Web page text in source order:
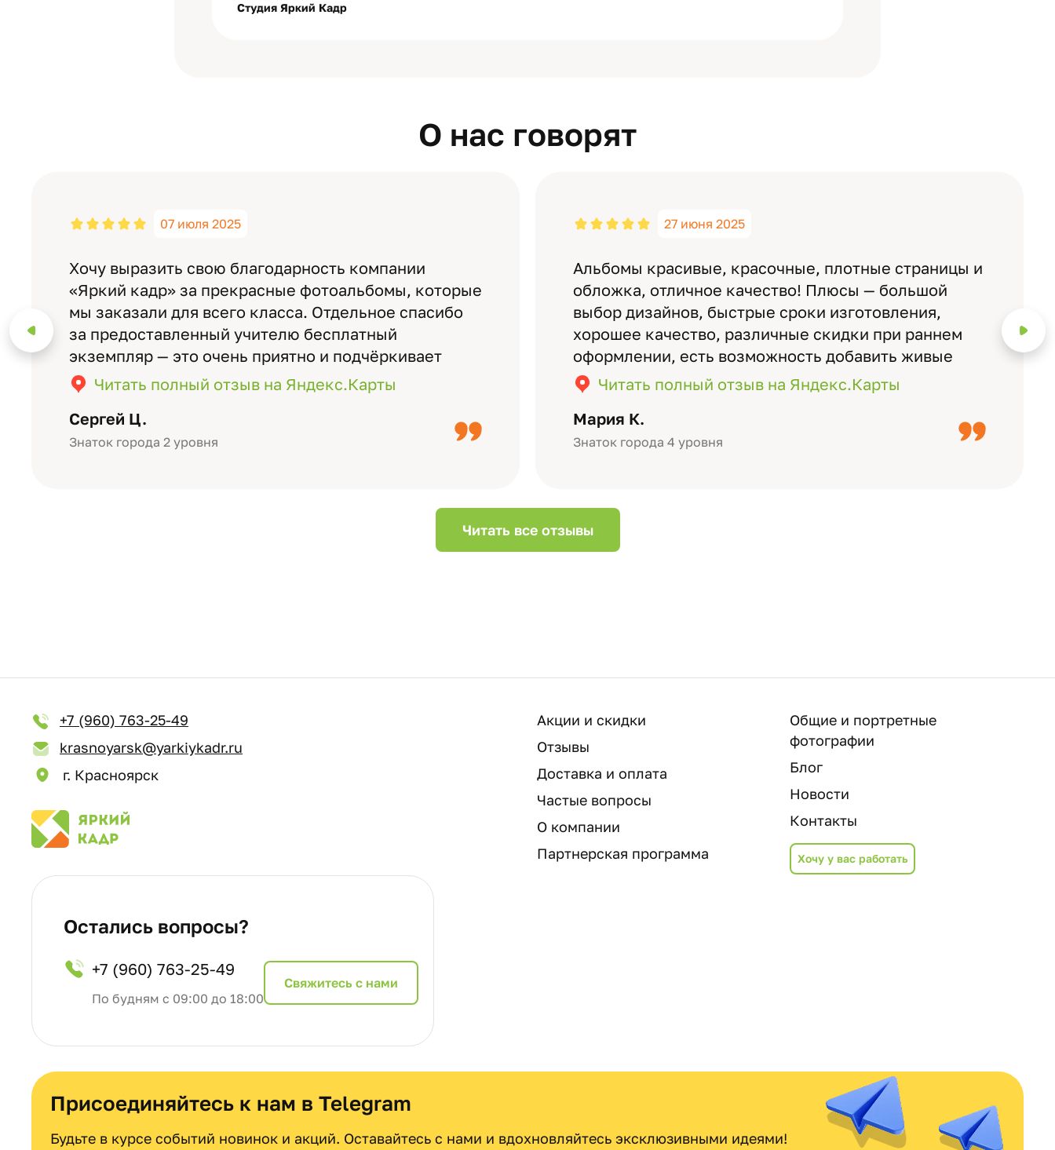
Студия Яркий Кадр
О нас говорят
Сергей Ц.
Знаток города 2 уровня
07 июля 2025
Хочу выразить свою благодарность компании
«Яркий кадр» за прекрасные фотоальбомы, которые
мы заказали для всего класса. Отдельное спасибо
за предоставленный учителю бесплатный
экземпляр — это очень приятно и подчёркивает
значимость события. Качество альбомов на высшем
уровне: плотная бумага, красивый дизайн….
Читать полный отзыв на Яндекс.Карты
Мария К.
Знаток города 4 уровня
27 июня 2025
Альбомы красивые, красочные, плотные страницы и
обложка, отличное качество! Плюсы — большой
выбор дизайнов, быстрые сроки изготовления,
хорошее качество, различные скидки при раннем
оформлении, есть возможность добавить живые
кадры (потом можно смотреть через телефон
короткое видео с детьми, воспитателями).
Небольшой…
Читать полный отзыв на Яндекс.Карты
Читать все отзывы
+7 (960) 763-25-49
krasnoyarsk@yarkiykadr.ru
г. Красноярск
Акции и скидки
Отзывы
Доставка и оплата
Частые вопросы
О компании
Партнерская программа
Общие и портретные
фотографии
Блог
Новости
Контакты
Хочу у вас работать
Остались вопросы?
+7 (960) 763-25-49
По будням с 09:00 до 18:00
Cвяжитесь с нами
Присоединяйтесь к нам в Telegram
Будьте в курсе событий новинок и акций. Оставайтесь с нами и вдохновляйтесь эксклюзивными идеями!